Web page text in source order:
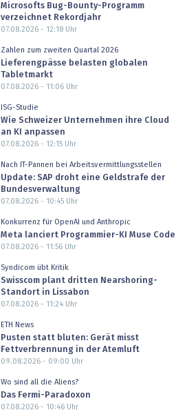
Microsofts Bug-Bounty-Programm
verzeichnet Rekordjahr
07.08.2026 - 12:18Uhr
Zahlen zum zweiten Quartal 2026
Lieferengpässe belasten globalen
Tabletmarkt
07.08.2026 - 11:06Uhr
ISG-Studie
Wie Schweizer Unternehmen ihre Cloud
an KI anpassen
07.08.2026 - 12:15Uhr
Nach IT-Pannen bei Arbeitsvermittlungsstellen
Update: SAP droht eine Geldstrafe der
Bundesverwaltung
07.08.2026 - 10:45Uhr
Konkurrenz für OpenAI und Anthropic
Meta lanciert Programmier-KI Muse Code
07.08.2026 - 11:56Uhr
Syndicom übt Kritik
Swisscom plant dritten Nearshoring-
Standort in Lissabon
07.08.2026 - 11:24Uhr
ETH News
Pusten statt bluten: Gerät misst
Fettverbrennung in der Atemluft
09.08.2026 - 09:00 Uhr
Wo sind all die Aliens?
Das Fermi-Paradoxon
07.08.2026 - 10:46Uhr